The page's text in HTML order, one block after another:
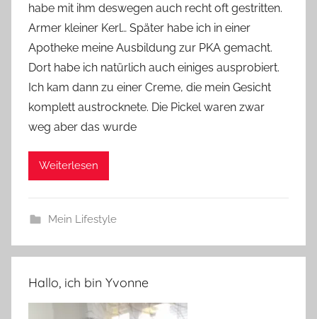
n
n
e
habe mit ihm deswegen auch recht oft gestritten.
Armer kleiner Kerl… Später habe ich in einer
Apotheke meine Ausbildung zur PKA gemacht.
Dort habe ich natürlich auch einiges ausprobiert.
Ich kam dann zu einer Creme, die mein Gesicht
komplett austrocknete. Die Pickel waren zwar
weg aber das wurde
Weiterlesen
Mein Lifestyle
Hallo, ich bin Yvonne